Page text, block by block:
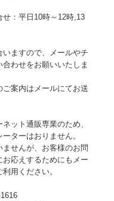
せ：平日10時～12時,13
いますので、メールやチ
合わせをお願いいたしま
案内はメールにてお送
ット通販専業のため、
ターはおりません。
ませんが、お客様のお問
お応えするためにもメー
用ください。